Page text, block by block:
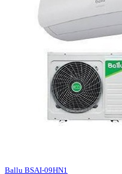
Ballu BSAI-09HN1